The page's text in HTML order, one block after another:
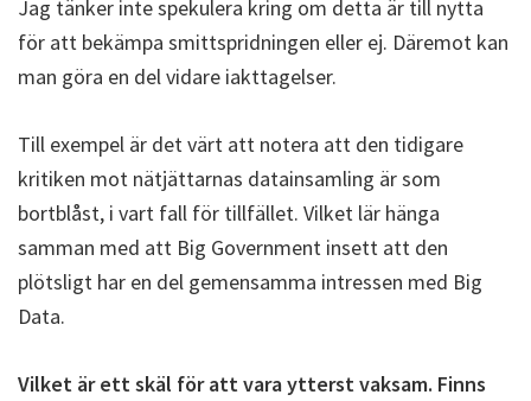
Jag tänker inte spekulera kring om detta är till nytta
för att bekämpa smittspridningen eller ej. Däremot kan
man göra en del vidare iakttagelser.
Till exempel är det värt att notera att den tidigare
kritiken mot nätjättarnas datainsamling är som
bortblåst, i vart fall för tillfället. Vilket lär hänga
samman med att Big Government insett att den
plötsligt har en del gemensamma intressen med Big
Data.
Vilket är ett skäl för att vara ytterst vaksam. Finns